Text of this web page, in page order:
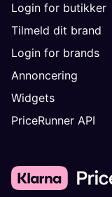
Login for butikker
Tilmeld dit brand
Login for brands
Annoncering
Widgets
PriceRunner API